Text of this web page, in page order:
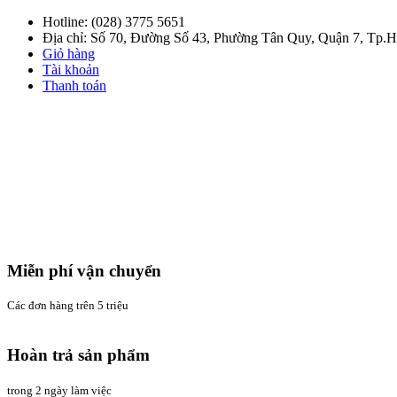
Hotline: (028) 3775 5651
Địa chỉ: Số 70, Đường Số 43, Phường Tân Quy, Quận 7,
Giỏ hàng
Tài khoản
Thanh toán
Miễn phí vận chuyển
Các đơn hàng trên 5 triệu
Hoàn trả sản phẩm
trong 2 ngày làm việc